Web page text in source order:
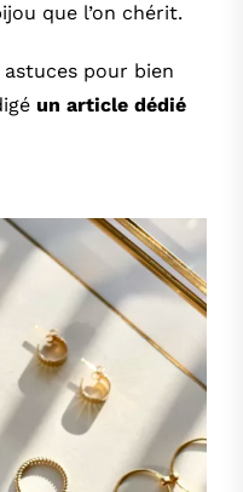
que l’on chérit.
astuces pour bien
un article dédié